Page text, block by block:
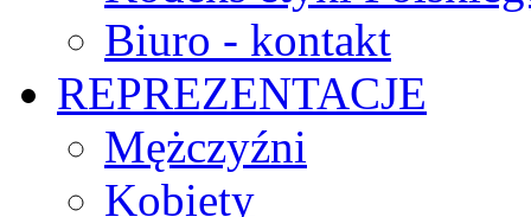
Biuro - kontakt
REPREZENTACJE
Mężczyźni
Kobiety